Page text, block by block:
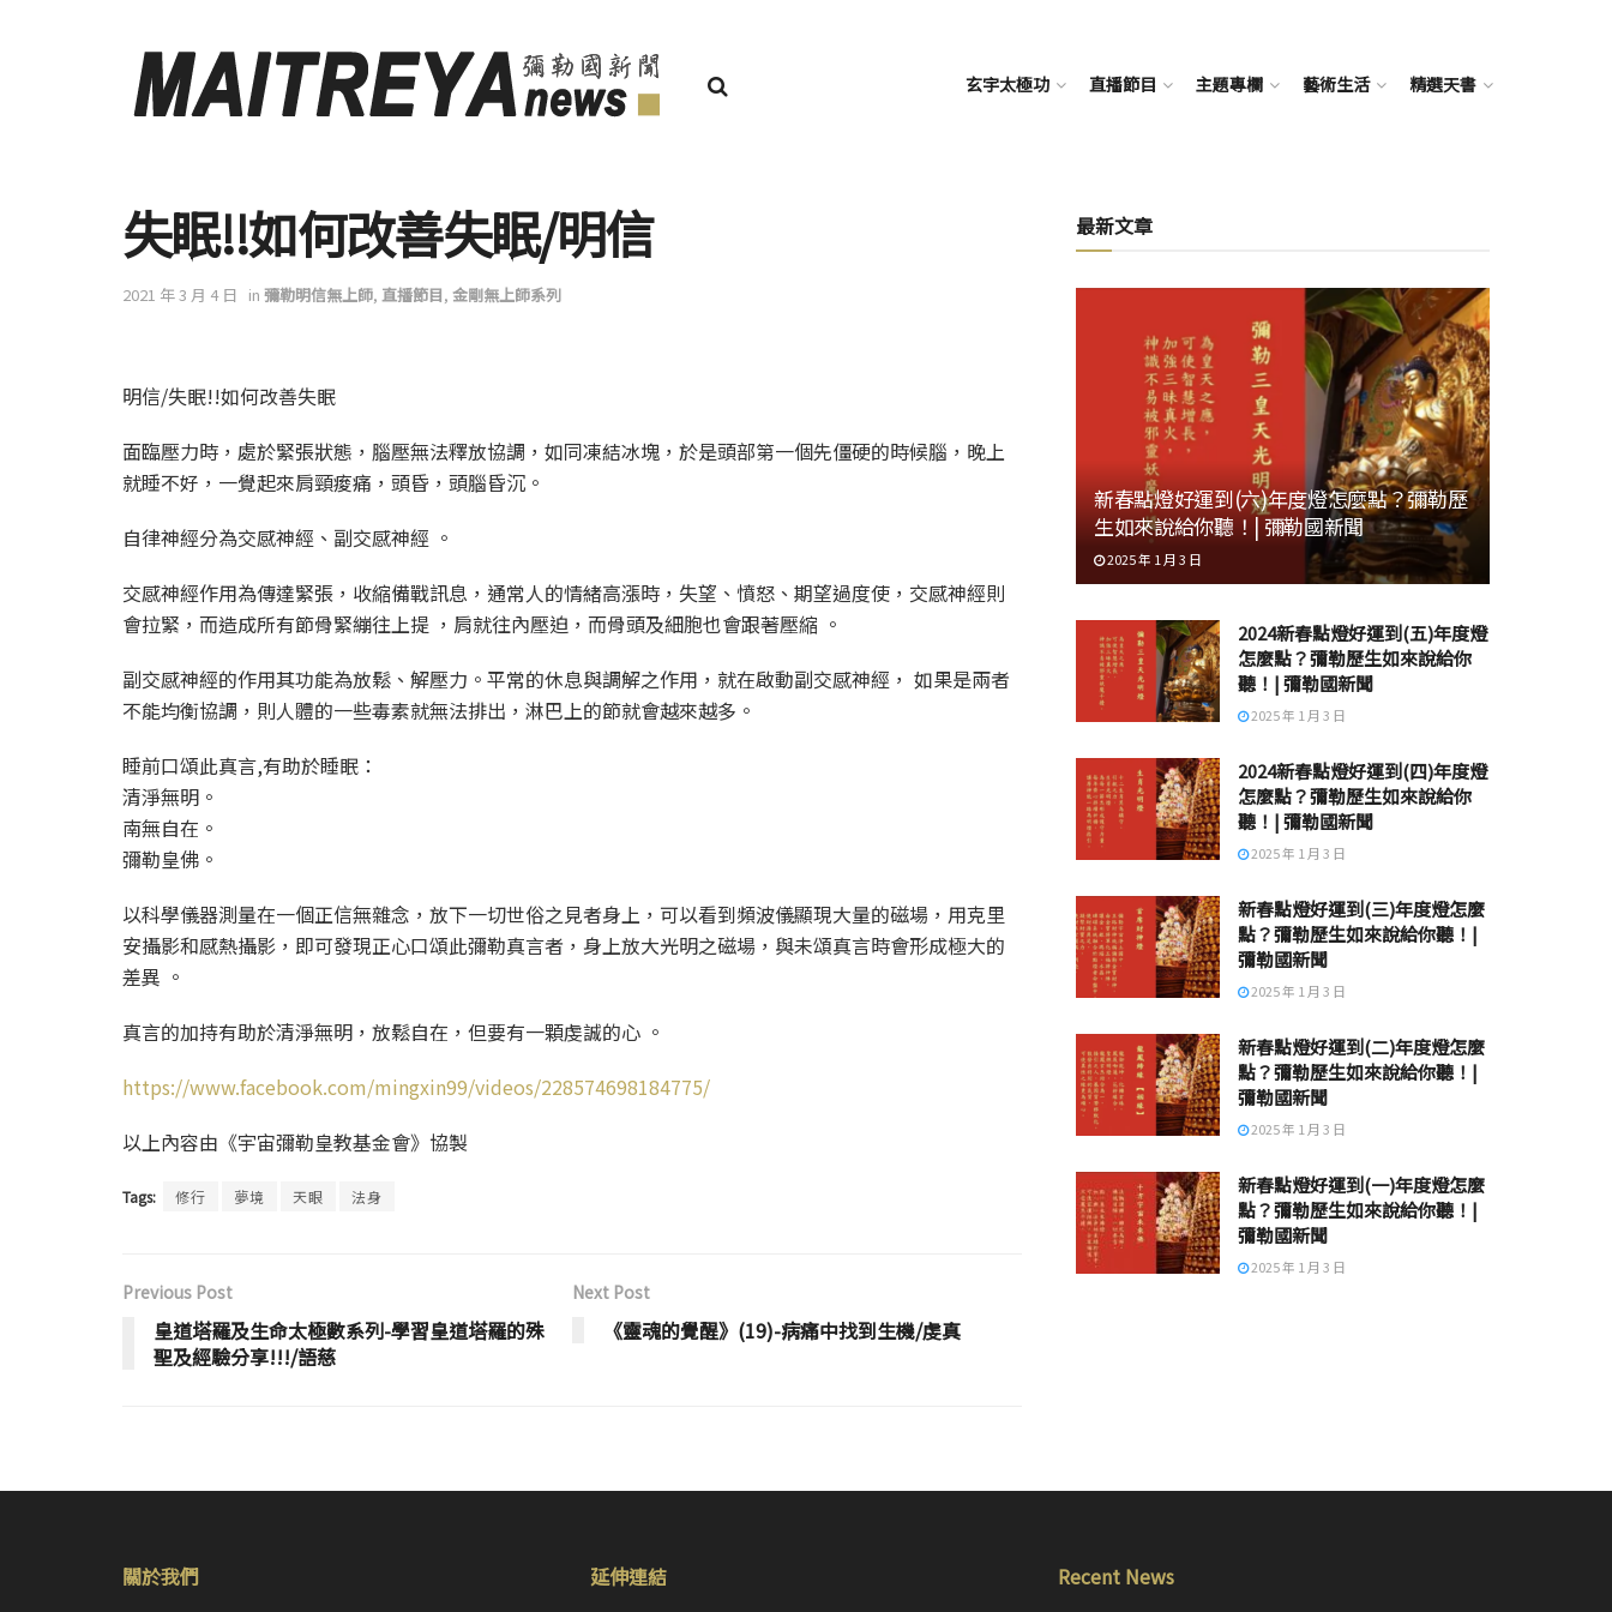
玄宇太極功 直播節目 主題專欄 藝術生活 精選天書
失眠!!如何改善失眠/明信
2021 年 3 月 4 日 in 彌勒明信無上師, 直播節目, 金剛無上師系列
明信/失眠!!如何改善失眠
面臨壓力時，處於緊張狀態，腦壓無法釋放協調，如同凍結冰塊，於是頭部第一個先僵硬的時候腦，晚上
就睡不好，一覺起來肩頸痠痛，頭昏，頭腦昏沉。
自律神經分為交感神經、副交感神經 。
交感神經作用為傳達緊張，收縮備戰訊息，通常人的情緒高漲時，失望、憤怒、期望過度使，交感神經則
會拉緊，而造成所有節骨緊繃往上提 ，肩就往內壓迫，而骨頭及細胞也會跟著壓縮 。
副交感神經的作用其功能為放鬆、解壓力。平常的休息與調解之作用，就在啟動副交感神經， 如果是兩者
不能均衡協調，則人體的一些毒素就無法排出，淋巴上的節就會越來越多。
睡前口頌此真言,有助於睡眠：
清淨無明。
南無自在。
彌勒皇佛。
以科學儀器測量在一個正信無雜念，放下一切世俗之見者身上，可以看到頻波儀顯現大量的磁場，用克里
安攝影和感熱攝影，即可發現正心口頌此彌勒真言者，身上放大光明之磁場，與未頌真言時會形成極大的
差異 。
真言的加持有助於清淨無明，放鬆自在，但要有一顆虔誠的心 。
https://www.facebook.com/mingxin99/videos/228574698184775/
以上內容由《宇宙彌勒皇教基金會》協製
Tags: 修行 夢境 天眼 法身
Previous Post
皇道塔羅及生命太極數系列-學習皇道塔羅的殊
聖及經驗分享!!!/語慈
Next Post
《靈魂的覺醒》(19)-病痛中找到生機/虔真
最新文章
新春點燈好運到(六)年度燈怎麼點？彌勒歷
生如來說給你聽！| 彌勒國新聞
2025 年 1 月 3 日
2024新春點燈好運到(五)年度燈
怎麼點？彌勒歷生如來說給你
聽！| 彌勒國新聞
2025 年 1 月 3 日
2024新春點燈好運到(四)年度燈
怎麼點？彌勒歷生如來說給你
聽！| 彌勒國新聞
2025 年 1 月 3 日
新春點燈好運到(三)年度燈怎麼
點？彌勒歷生如來說給你聽！|
彌勒國新聞
2025 年 1 月 3 日
新春點燈好運到(二)年度燈怎麼
點？彌勒歷生如來說給你聽！|
彌勒國新聞
2025 年 1 月 3 日
新春點燈好運到(一)年度燈怎麼
點？彌勒歷生如來說給你聽！|
彌勒國新聞
2025 年 1 月 3 日
關於我們 延伸連結 Recent News